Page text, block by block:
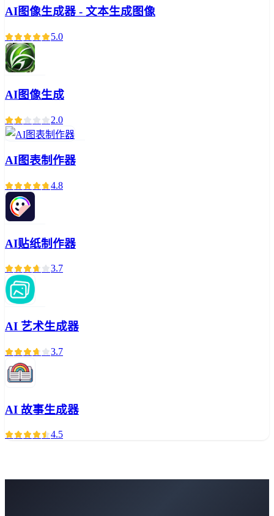
AI图像生成器 - 文本生成图像
5.0
AI图像生成
2.0
AI图表制作器
4.8
AI贴纸制作器
3.7
AI 艺术生成器
3.7
AI 故事生成器
4.5